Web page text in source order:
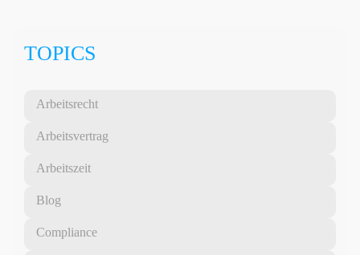
TOPICS
Arbeitsrecht
Arbeitsvertrag
Arbeitszeit
Blog
Compliance